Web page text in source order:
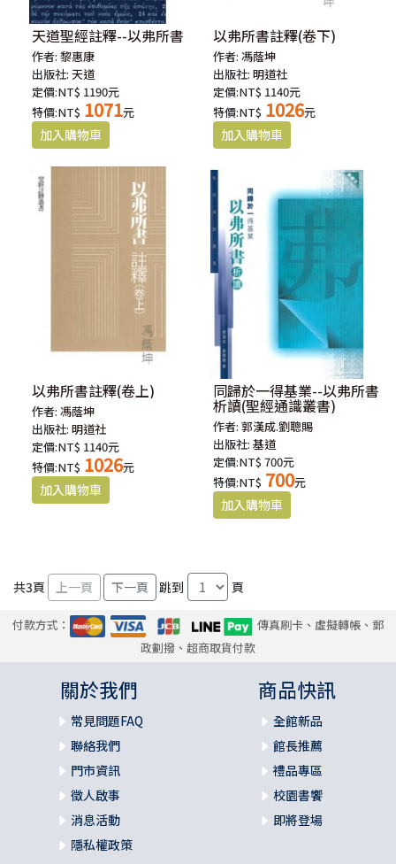
天道聖經註釋--以弗所書
作者:黎惠康
出版社:天道
定價:NT$ 1190元
特價:NT$ 1071元
以弗所書註釋(卷下)
作者:馮蔭坤
出版社:明道社
定價:NT$ 1140元
特價:NT$ 1026元
以弗所書註釋(卷上)
作者:馮蔭坤
出版社:明道社
定價:NT$ 1140元
特價:NT$ 1026元
同歸於一得基業--以弗所書
析讀(聖經通識叢書)
作者:郭漢成.劉聰賜
出版社:基道
定價:NT$ 700元
特價:NT$ 700元
共3頁 跳到 頁
付款方式：
傳真刷卡、虛擬轉帳、郵
政劃撥、超商取貨付款
關於我們
常見問題FAQ
聯絡我們
門市資訊
徵人啟事
消息活動
隱私權政策
商品快訊
全館新品
館長推薦
禮品專區
校園書饗
即將登場